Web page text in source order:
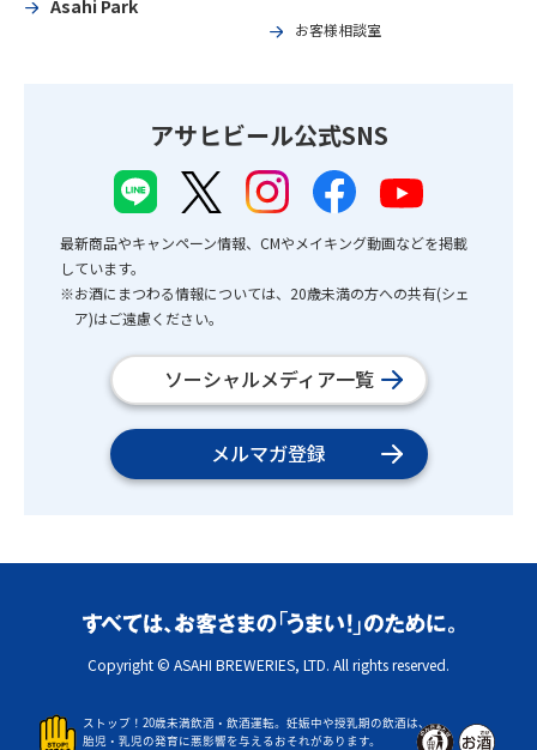
Asahi Park
お客様相談室
アサヒビール公式SNS
最新商品やキャンペーン情報、CMやメイキング動画などを掲載
しています。
※お酒にまつわる情報については、20歳未満の方への共有(シェ
ア)はご遠慮ください。
ソーシャルメディア一覧
メルマガ登録
Copyright © ASAHI BREWERIES, LTD. All rights reserved.